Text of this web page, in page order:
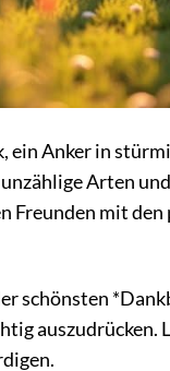
ein Anker in
Arten
Freunden mit
schönsten
auszudrücken.